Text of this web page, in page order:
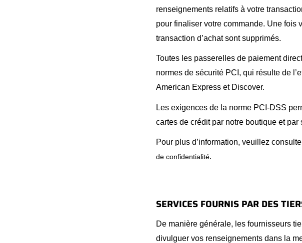
renseignements relatifs à votre
pour finaliser votre commande. Une fois
transaction d’achat sont supprimés.
Toutes les passerelles de paiement
normes de sécurité PCI, qui résulte de
American Express et Discover.
Les exigences de la norme PCI-DSS
cartes de crédit par notre boutique et
Pour plus d’information, veuillez
de confidentialité.
SERVICES FOURNIS PAR DES
De manière générale, les fournisseurs
divulguer vos renseignements dans la